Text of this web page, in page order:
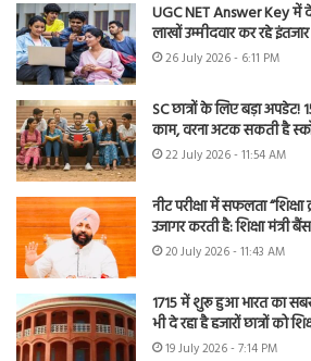
UGC NET Answer Key में
लाखों उम्मीदवार कर रहे इंतजार
26 July 2026 - 6:11 PM
SC छात्रों के लिए बड़ा
काम, वरना अटक सकती है
22 July 2026 - 11:54 AM
नीट परीक्षा में सफलता
उजागर करती है: शिक्षा मंत्री बैंस
20 July 2026 - 11:43 AM
1715 में शुरू हुआ भारत का
भी दे रहा है हजारों छात्रों को
19 July 2026 - 7:14 PM